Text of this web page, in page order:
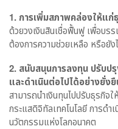
1. การเพิ่มสภาพคล่องให้แก่
ด้วยวงเงินสินเชื่อฟื้นฟู เพื่อบร
ต้องการความช่วยเหลือ หรือยั
2. สนับสนุนการลงทุน ปรับป
และดำเนินต่อไปได้อย่างยั่ง
สามารถนำเงินทุนไปปรับธุรกิ
กระแสดิจิทัลเทคโนโลยี การด
นวัตกรรมแห่งโลกอนาคต